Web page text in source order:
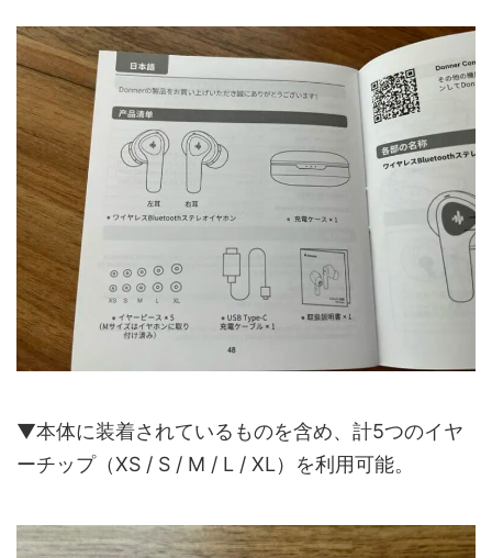
▼本体に装着されているものを含め、計5つのイヤ
ーチップ（XS / S / M / L / XL）を利用可能。